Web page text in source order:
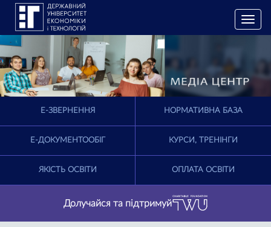
T
o
e
i
a
E-ЗВЕРНЕННЯ НОРМАТИВНА БАЗА
Е-ДОКУМЕНТООБІГ КУРСИ, ТРЕНІНГИ
ЯКІСТЬ ОСВІТИ ОПЛАТА ОСВІТИ
Долучайся та підтримуй